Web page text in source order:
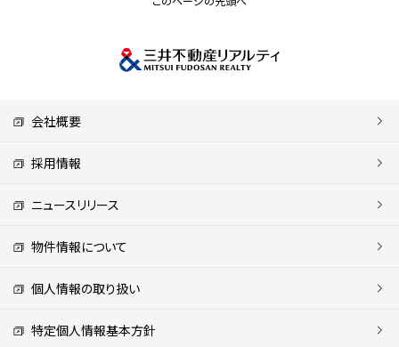
会社概要
採用情報
ニュースリリース
物件情報について
個人情報の取り扱い
特定個人情報基本方針